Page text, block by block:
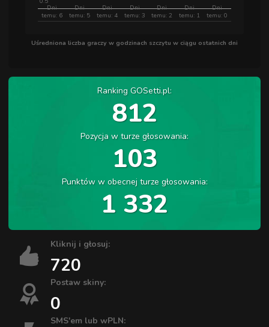
temu: 6
Dni
temu: 5
Dni
temu: 4
Dni
temu: 3
Dni
temu: 2
Dni
temu: 1
Dni
temu: 0
Dni
Uśredniona liczba graczy w godzinach szczytu w ciągu ostatnich dni
Ranking GOSetti.pl:
812
Pozycja w turze głosowania:
103
Punktów w obecnej turze głosowania:
1 332
Kliknij i głosuj:
720
Postaw skiny:
0
SMS'em lub wPLN: